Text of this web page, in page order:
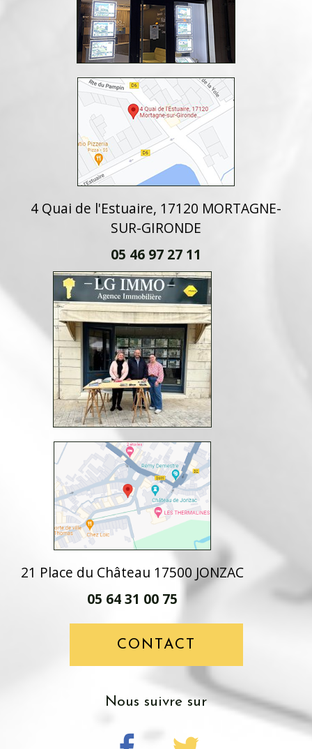
4 Quai de l'Estuaire, 17120 MORTAGNE-
SUR-GIRONDE
05 46 97 27 11
21 Place du Château 17500 JONZAC
05 64 31 00 75
CONTACT
nous suivre sur